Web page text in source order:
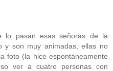
lo pasan esas señoras de la
y son muy animadas, ellas no
foto (la hice espontáneamente
ver a cuatro personas con